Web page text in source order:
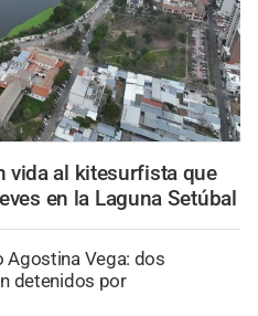
vida al kitesurfista que
en la Laguna Setúbal
Agostina Vega: dos
detenidos por